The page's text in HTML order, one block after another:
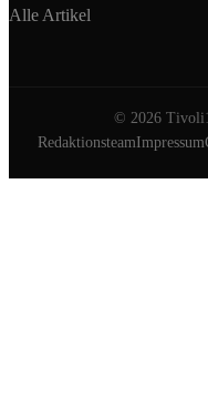
Alle Artikel
© 2026
RedaktionsteamImpressum